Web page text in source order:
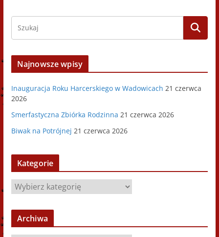
Najnowsze wpisy
Inauguracja Roku Harcerskiego w Wadowicach 21 czerwca
2026
Smerfastyczna Zbiórka Rodzinna 21 czerwca 2026
Biwak na Potrójnej 21 czerwca 2026
Kategorie
K
t
g
Archiwa